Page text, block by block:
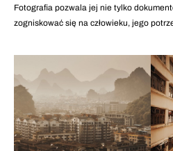
Fotografia pozwala jej nie tylko
zogniskować się na człowieku, jego